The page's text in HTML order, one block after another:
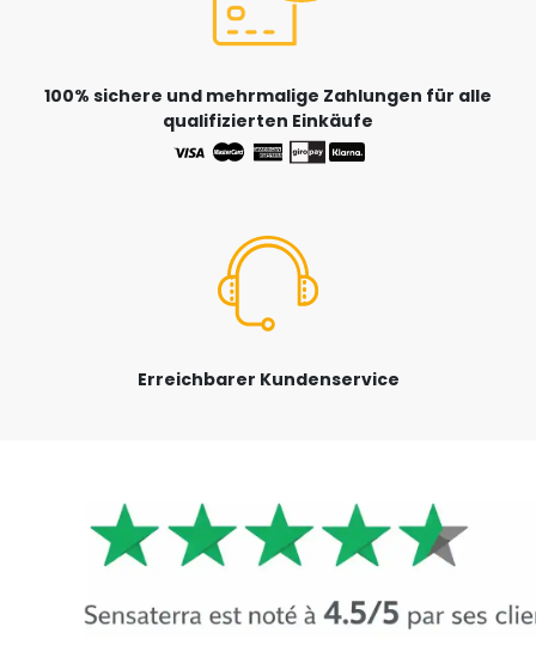
100% sichere und mehrmalige Zahlungen für alle
qualifizierten Einkäufe
Erreichbarer Kundenservice